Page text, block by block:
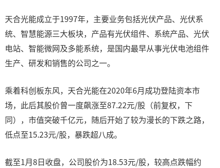
天合光能成立于1997年，主要业务包括光伏产品、光伏系
统、智慧能源三大板块，产品有光伏组件、系统产品、光伏
电站、智能微网及多能系统，是国内最早从事光伏电池组件
生产、研发和销售的公司之一。
乘着科创板东风，天合光能在2020年6月成功登陆资本市
场，此后其股价曾一度飙涨至87.22元/股（前复权，下
同），市值突破千亿元，随后开始了较为漫长的下跌之路，
低点至15.23元/股，暴跌超八成。
截至1月8日收盘，公司股价为18.53元/股，较高点跌幅约